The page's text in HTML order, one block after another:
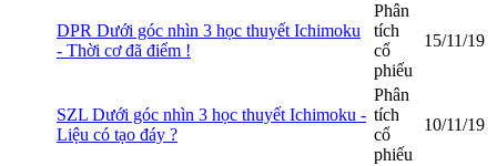
DPR Dưới góc nhìn 3 học thuyết Ichimoku
- Thời cơ đã điểm !
Phân
tích
cổ
phiếu
15/11/19
SZL Dưới góc nhìn 3 học thuyết Ichimoku -
Liệu có tạo đáy ?
Phân
tích
cổ
phiếu
10/11/19